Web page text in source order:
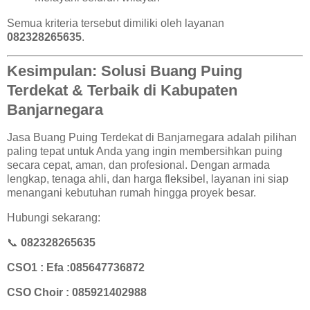
Semua kriteria tersebut dimiliki oleh layanan
082328265635.
Kesimpulan: Solusi Buang Puing
Terdekat & Terbaik di Kabupaten
Banjarnegara
Jasa Buang Puing Terdekat di Banjarnegara adalah pilihan
paling tepat untuk Anda yang ingin membersihkan puing
secara cepat, aman, dan profesional. Dengan armada
lengkap, tenaga ahli, dan harga fleksibel, layanan ini siap
menangani kebutuhan rumah hingga proyek besar.
Hubungi sekarang:
📞 082328265635
CSO1 : Efa :085647736872
CSO Choir : 085921402988